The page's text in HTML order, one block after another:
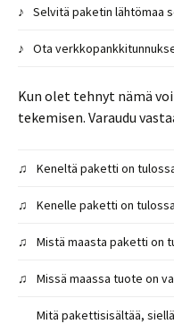
♪ Selvitä paketin lähtömaa
♪ Ota
Kun olet tehnyt nämä
tekemisen. Varaudu
♫ Keneltä paketti on
♫ Kenelle paketti on tulossa
♫ Mistä maasta paketti on
♫ Missä maassa tuote on
Mitä pakettisisältää,